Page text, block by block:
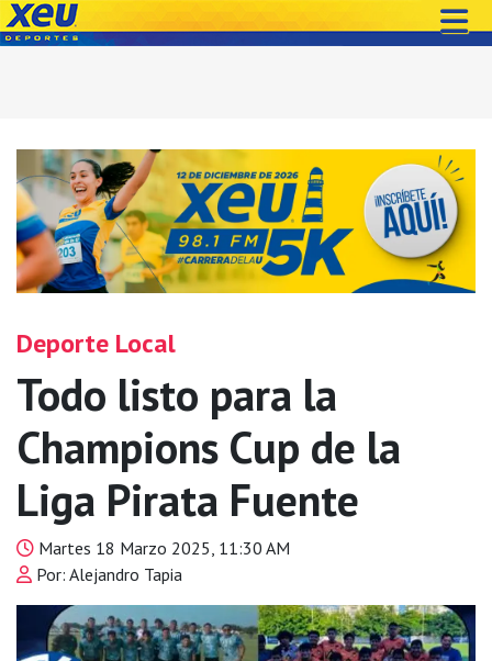
Deporte Local
Todo listo para la
Champions Cup de la
Liga Pirata Fuente
Martes 18 Marzo 2025, 11:30 AM
Por: Alejandro Tapia